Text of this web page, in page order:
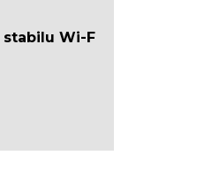
stabilu Wi-Fi